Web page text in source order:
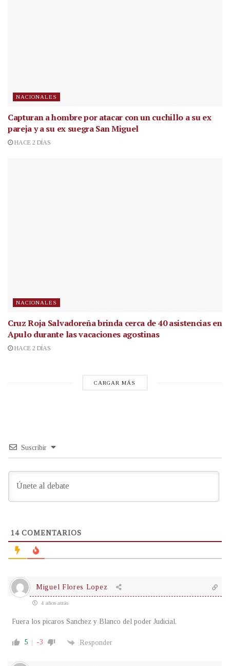
NACIONALES
Capturan a hombre por atacar con un cuchillo a su ex
pareja y a su ex suegra San Miguel
HACE 2 DÍAS
NACIONALES
Cruz Roja Salvadoreña brinda cerca de 40 asistencias en
Apulo durante las vacaciones agostinas
HACE 2 DÍAS
CARGAR MÁS
Suscribir
14COMENTARIOS
Miguel Flores Lopez
4 años atrás
Fuera los picaros Sanchez y Blanco del poder Judicial.
5 -3 Responder